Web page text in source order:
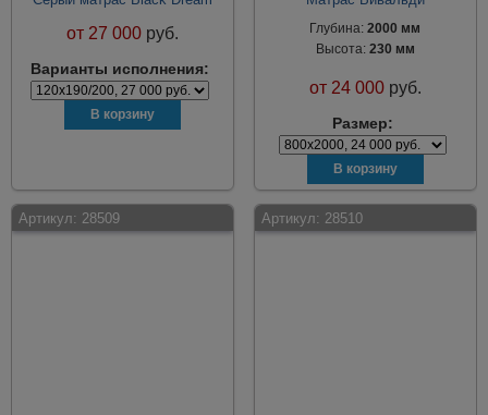
от 27 000 руб.
Варианты исполнения:
Глубина:2000 мм
Высота: 230 мм
от24 000 руб.
Размер:
Артикул: 28509 Артикул: 28510